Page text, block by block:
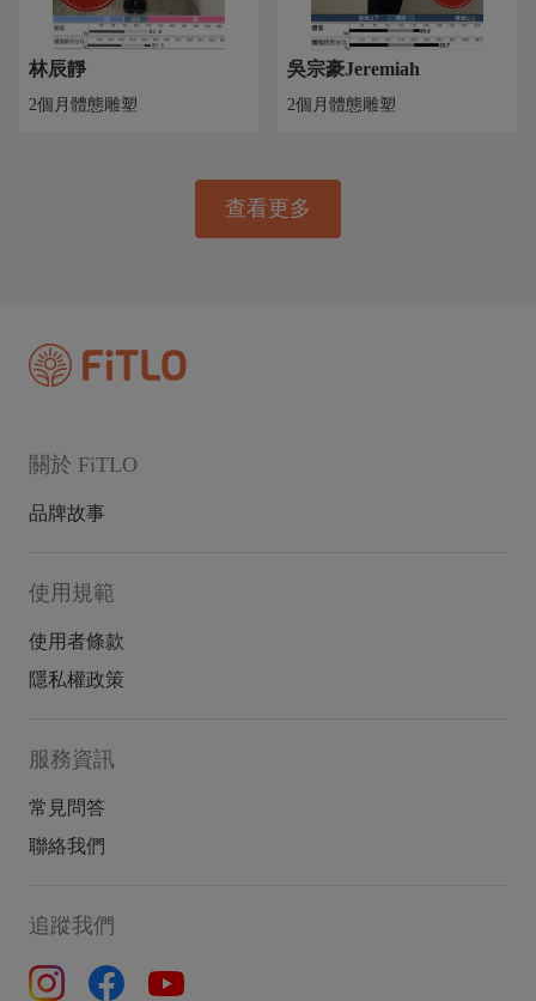
林辰靜
2個月體態雕塑
吳宗豪Jeremiah
2個月體態雕塑
查看更多
關於 FiTLO
品牌故事
使用規範
使用者條款
隱私權政策
服務資訊
常見問答
聯絡我們
追蹤我們